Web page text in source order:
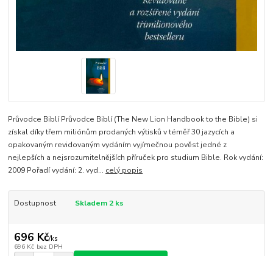
Průvodce Biblí Průvodce Biblí (The New Lion Handbook to the Bible) si
získal díky třem miliónům prodaných výtisků v téměř 30 jazycích a
opakovaným revidovaným vydáním vyjímečnou pověst jedné z
nejlepších a nejsrozumitelnějších příruček pro studium Bible. Rok vydání:
2009 Pořadí vydání: 2. vyd... celý popis
Dostupnost Skladem 2 ks
696 Kč/ks
696 Kč bez DPH